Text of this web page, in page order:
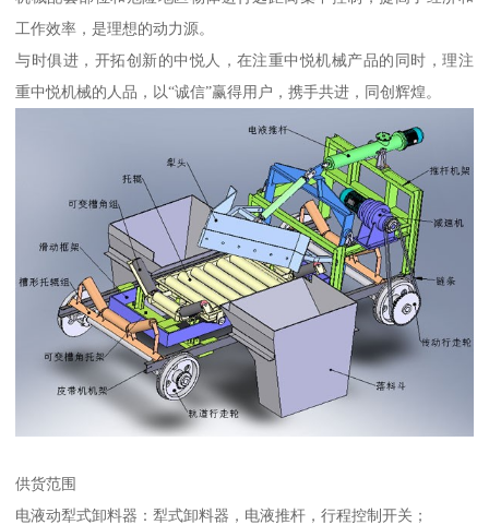
工作效率，是理想的动力源。
与时俱进，开拓创新的中悦人，在注重中悦机械产品的同时，理注
重中悦机械的人品，以“诚信”赢得用户，携手共进，同创辉煌。
供货范围
电液动犁式卸料器：犁式卸料器，电液推杆，行程控制开关；